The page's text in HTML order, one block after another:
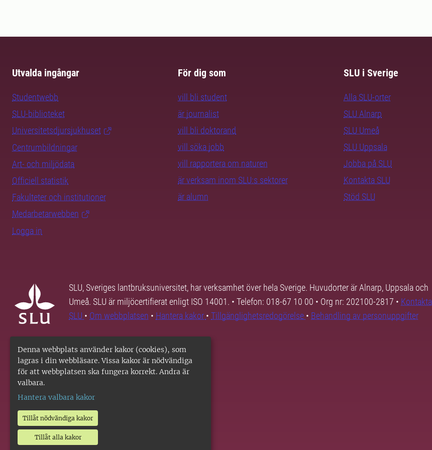
Denna webbplats använder kakor (cookies), som
lagras i din webbläsare. Vissa kakor är nödvändiga
för att webbplatsen ska fungera korrekt. Andra är
valbara.
Hantera valbara kakor
Tillåt nödvändiga kakor
Tillåt alla kakor
Utvalda ingångar
Studentwebb
SLU-biblioteket
Universitetsdjursjukhuset
Centrumbildningar
Art- och miljödata
Officiell statistik
Fakulteter och institutioner
Medarbetarwebben
Logga in
För dig som
vill bli student
är journalist
vill bli doktorand
vill söka jobb
vill rapportera om naturen
är verksam inom SLU:s sektorer
är alumn
SLU i Sverige
Alla SLU-orter
SLU Alnarp
SLU Umeå
SLU Uppsala
Jobba på SLU
Kontakta SLU
Stöd SLU
SLU, Sveriges lantbruksuniversitet, har verksamhet över hela Sverige. Huvudorter är Alnarp, Uppsala och
Umeå. SLU är miljöcertifierat enligt ISO 14001. • Telefon: 018-67 10 00 • Org nr: 202100-2817 • Kontakta
SLU • Om webbplatsen • Hantera kakor • Tillgänglighetsredogörelse • Behandling av personuppgifter